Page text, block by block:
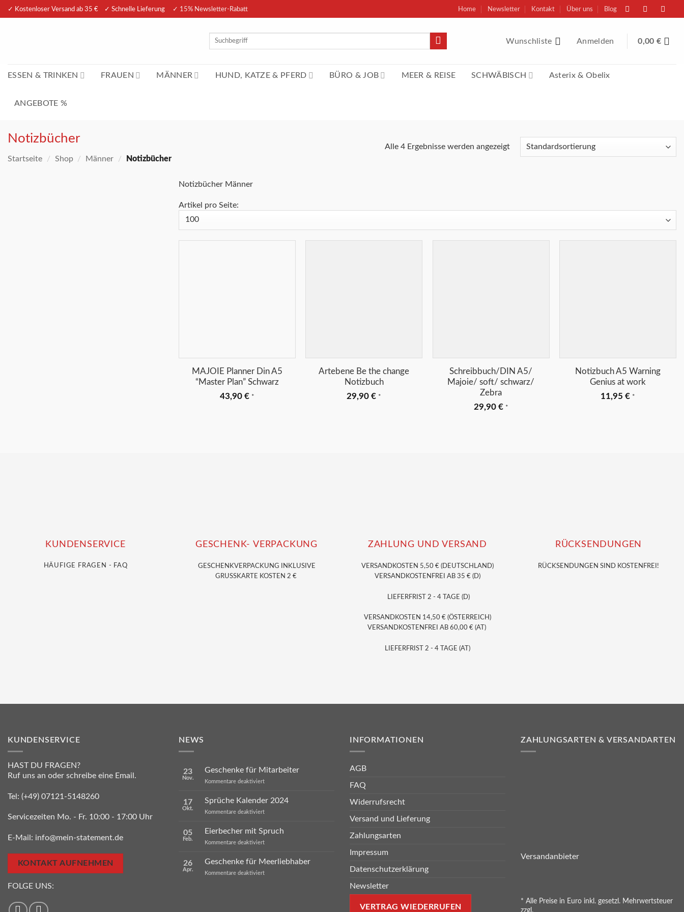
Zum
✓ Kostenloser Versand ab 35 € ✓ Schnelle Lieferung ✓ 15% Newsletter-Rabatt Home Newsletter Kontakt Über uns Blog
nach:
Wunschliste Anmelden 0,00 €
ESSEN & TRINKEN FRAUEN MÄNNER HUND, KATZE & PFERD BÜRO & JOB MEER & REISE SCHWÄBISCH Asterix & Obelix
ANGEBOTE %
Notizbücher
Startseite / Shop / Männer / Notizbücher
Alle 4 Ergebnisse werden angezeigt
Notizbücher Männer
Artikel pro Seite:
MAJOIE Planner Din A5
“Master Plan” Schwarz
43,90 € *
Artebene Be the change
Notizbuch
29,90€ *
Schreibbuch/DIN A5/
Majoie/ soft/ schwarz/
Zebra
29,90 € *
Notizbuch A5 Warning
Genius at work
11,95€ *
KUNDENSERVICE
HÄUFIGE FRAGEN - FAQ
GESCHENK- VERPACKUNG
GESCHENKVERPACKUNG
INKLUSIVE
GRUSSKARTE KOSTEN 2 €
ZAHLUNG UND VERSAND
VERSANDKOSTEN 5,50 € (DEUTSCHLAND)
VERSANDKOSTENFREI AB 35 € (D)
LIEFERFRIST 2 - 4 TAGE (D)
VERSANDKOSTEN 14,50 € (ÖSTERREICH)
VERSANDKOSTENFREI AB 60,00 € (AT)
LIEFERFRIST 2 - 4 TAGE (AT)
RÜCKSENDUNGEN
RÜCKSENDUNGEN SIND KOSTENFREI!
KUNDENSERVICE
HAST DU FRAGEN?
Ruf uns an oder schreibe eine Email.
Tel: (+49) 07121-5148260
Servicezeiten Mo. - Fr. 10:00 - 17:00 Uhr
E-Mail: info@mein-statement.de
KONTAKT AUFNEHMEN
FOLGE UNS:
NEWS
23
Nov.
Geschenke für Mitarbeiter
Kommentare deaktiviertfür
Mitarbeiter
17
Okt.
Sprüche Kalender 2024
Kommentare deaktiviertfür
2024
05
Feb.
Eierbecher mit Spruch
Kommentare deaktiviertfür
Spruch
26
Apr.
Geschenke für Meerliebhaber
Kommentare deaktiviertfür
INFORMATIONEN
AGB
FAQ
Widerrufsrecht
Versand und Lieferung
Zahlungsarten
Impressum
Datenschutzerklärung
Newsletter
VERTRAG WIEDERRUFEN
ZAHLUNGSARTEN & VERSANDARTEN
Versandanbieter
* Alle Preise in Euro inkl. gesetzl. Mehrwertsteuer
zzgl.